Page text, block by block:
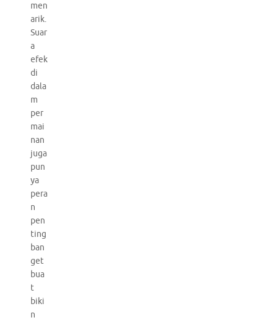
men
arik.
Suar
a
efek
di
dala
m
per
mai
nan
juga
pun
ya
pera
n
pen
ting
ban
get
bua
t
biki
n